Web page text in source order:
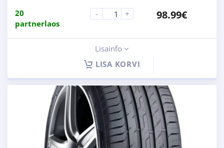
20
partnerlaos
-
+ 98.99€
Lisainfo
LISA KORVI